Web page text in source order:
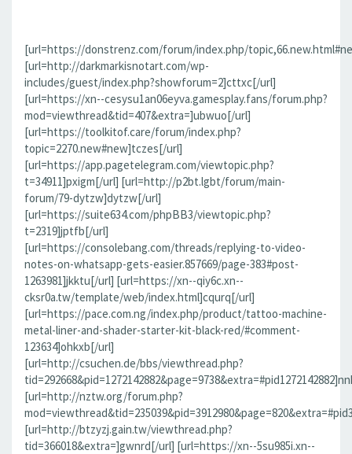
[url=https://donstrenz.com/forum/index.php/
[url=http://darkmarkisnotart.com/wp-
includes/guest/index.php?showforum=2]cttxc[/url]
[url=https://xn--cesysu1an06eyva.gamesplay.fans/forum.php?
mod=viewthread&tid=407&extra=]ubwuo[/url]
[url=https://toolkitof.care/forum/index.php?
topic=2270.new#new]tczes[/url]
[url=https://app.pagetelegram.com/viewtopic.php?
t=34911]pxigm[/url] [url=http://p2bt.lgbt/forum/main-
forum/79-dytzw]dytzw[/url]
[url=https://suite634.com/phpBB3/viewtopic.php?
t=2319]jptfb[/url]
[url=https://consolebang.com/threads/replying-to-video-
notes-on-whatsapp-gets-easier.857669/page-383#post-
1263981]jkktu[/url] [url=https://xn--qiy6c.xn--
cksr0a.tw/template/web/index.html]cqurq[/url]
[url=https://pace.com.ng/index.php/product/tattoo-machine-
metal-liner-and-shader-starter-kit-black-red/#comment-
123634]ohkxb[/url]
[url=http://csuchen.de/bbs/viewthread.php?
[url=http://nztw.org/forum.php?
[url=http://btzyzj.gain.tw/viewthread.php?
tid=366018&extra=]gwnrd[/url] [url=https://xn--5su985i.xn--